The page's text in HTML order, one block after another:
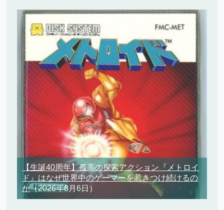
【生誕40周年】孤高の探索アクション『メトロイ
ド』はなぜ世界中のゲーマーを惹きつけ続けるの
か（2026年8月6日）